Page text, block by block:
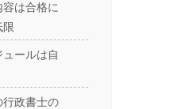
は合格に
限
ールは自
政書士の